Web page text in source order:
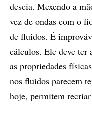
descia. Mexendo a
vez de ondas com o
de fluidos. É
cálculos. Ele deve ter
as propriedades
nos fluidos parecem
hoje, permitem